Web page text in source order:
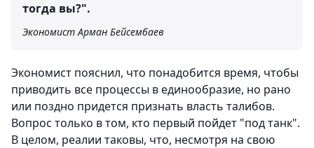
тогда вы?".
Экономист Арман Бейсембаев
Экономист пояснил, что понадобится время, чтобы
приводить все процессы в единообразие, но рано
или поздно придется признать власть талибов.
Вопрос только в том, кто первый пойдет "под танк".
В целом, реалии таковы, что, несмотря на свою